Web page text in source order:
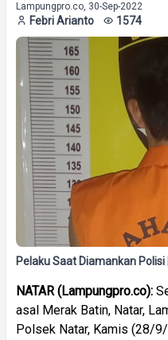
Lampungpro.co, 30-Sep-2022
Febri Arianto 1574
Pelaku Saat Diamankan
NATAR (Lampungpro.co):
asal Merak Batin, Natar,
Polsek Natar, Kamis (28/